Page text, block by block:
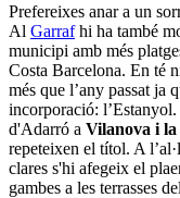
Prefereixes anar a un
Al Garrafhi ha també
municipi amb més
Costa Barcelona. En té
més que l’any passat ja
incorporació:
d'Adarró a Vilanova i
repeteixen el títol. A
clares s'hi afegeix el
gambes a les terrasses